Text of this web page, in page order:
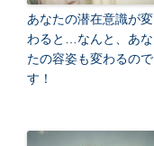
あなたの潜在意識が変
わると…なんと、あな
たの容姿も変わるので
す！